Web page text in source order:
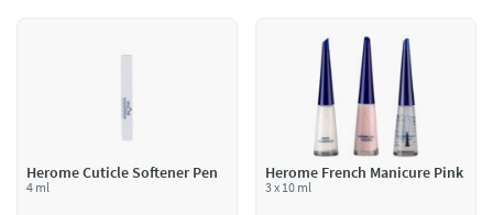
Herome Cuticle Softener Pen
4 ml
Herome French Manicure Pink
3 x 10 ml